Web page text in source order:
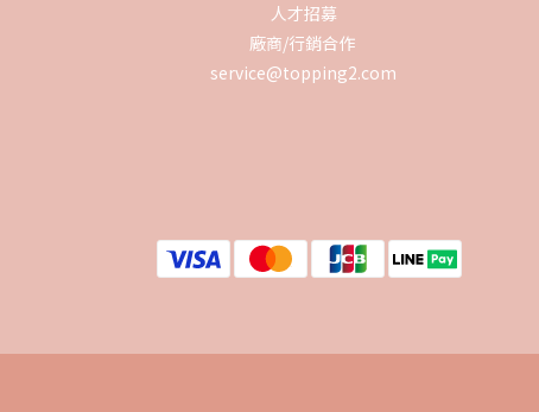
人才招募
廠商/行銷合作
service@topping2.com